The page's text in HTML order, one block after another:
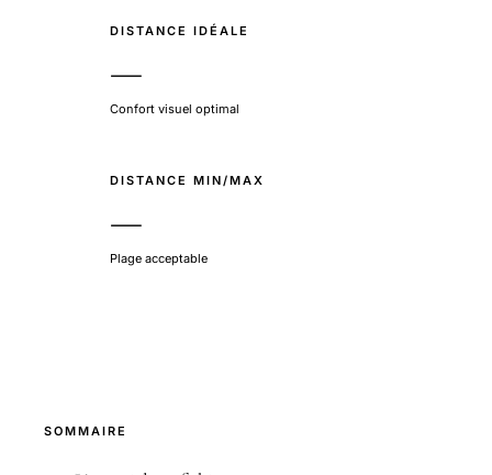
DISTANCE IDÉALE
—
Confort visuel optimal
DISTANCE MIN/MAX
—
Plage acceptable
SOMMAIRE